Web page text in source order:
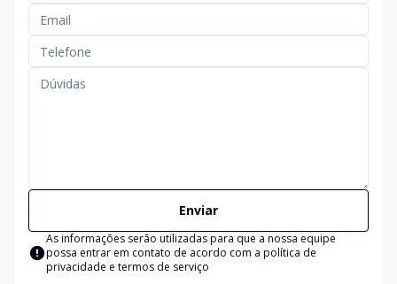
Enviar
As informações serão utilizadas para que a nossa equipe
possa entrar em contato de acordo com a política de
privacidade e termos de serviço